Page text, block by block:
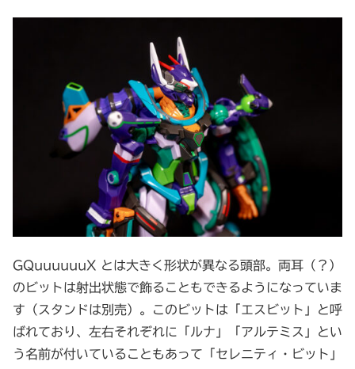
GQuuuuuuX とは大きく形状が異なる頭部。両耳（？）
のビットは射出状態で飾ることもできるようになっていま
す（スタンドは別売）。このビットは「エスビット」と呼
ばれており、左右それぞれに「ルナ」「アルテミス」とい
う名前が付いていることもあって「セレニティ・ビット」